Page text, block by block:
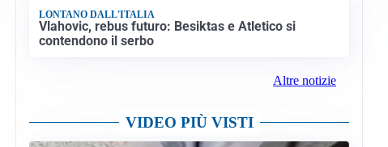
LONTANO DALL'ITALIA
Vlahovic, rebus futuro: Besiktas e Atletico si
contendono il serbo
Altre notizie
VIDEO PIÙ VISTI